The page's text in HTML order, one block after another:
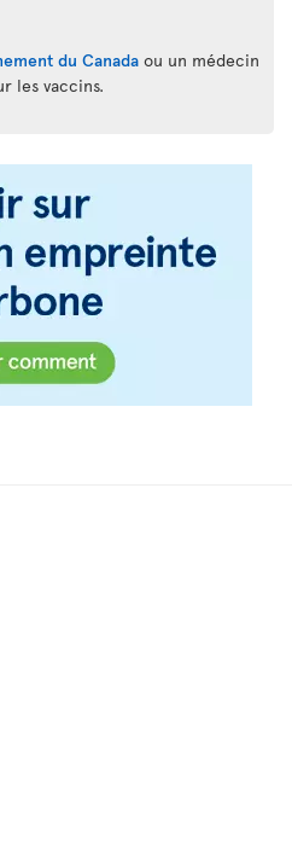
du Canada ou un médecin
les vaccins.